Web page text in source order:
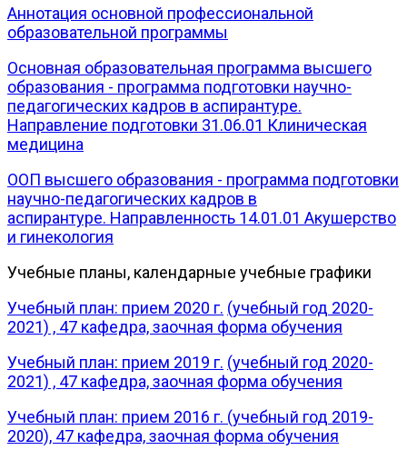
Аннотация основной профессиональной
образовательной программы
Основная образовательная программа высшего
образования - программа подготовки научно-
педагогических кадров в аспирантуре.
Направление подготовки 31.06.01 Клиническая
медицина
ООП высшего образования - программа подготовки
научно-педагогических кадров в
аспирантуре. Направленность 14.01.01 Акушерство
и гинекология
Учебные планы, календарные учебные графики
Учебный план: прием 2020 г. (учебный год 2020-
2021) , 47 кафедра, заочная форма обучения
Учебный план: прием 2019 г. (учебный год 2020-
2021) , 47 кафедра, заочная форма обучения
Учебный план: прием 2016 г. (учебный год 2019-
2020), 47 кафедра, заочная форма обучения